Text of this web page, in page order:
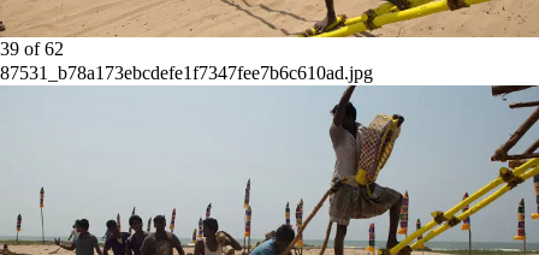
39 of62
87531_b78a173ebcdefe1f7347fee7b6c610ad.jpg